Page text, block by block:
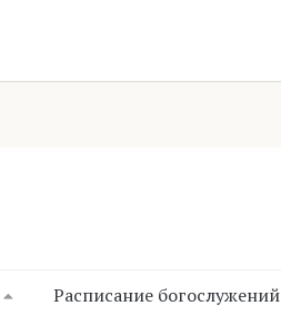
Расписание богослужений